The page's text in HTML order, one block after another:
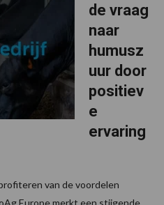
de vraag
naar
humusz
uur door
positiev
e
ervaring
van de voordelen
Europe merkt een stijgende